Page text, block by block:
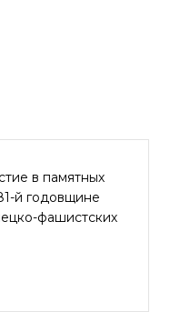
в памятных
й годовщине
фашистских